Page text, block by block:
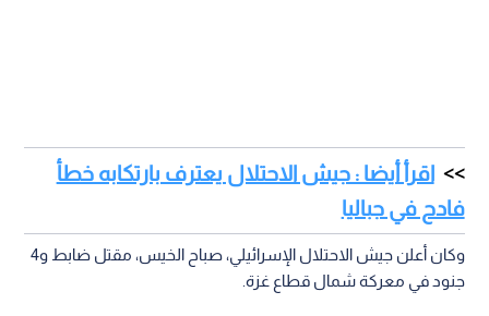
اقرأ أيضا : جيش الاحتلال يعترف بارتكابه خطأ
فادح في جباليا
وكان أعلن جيش الاحتلال الإسرائيلي، صباح الخيس، مقتل ضابط و4
جنود في معركة شمال قطاع غزة.